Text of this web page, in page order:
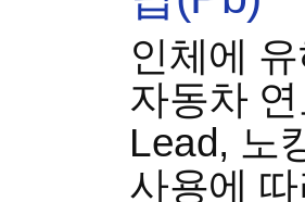
인체에
자동차
Lead, 노
사용에